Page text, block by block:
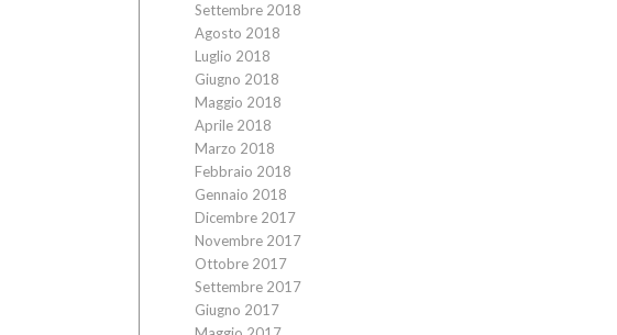
Settembre 2018
Agosto 2018
Luglio 2018
Giugno 2018
Maggio 2018
Aprile 2018
Marzo 2018
Febbraio 2018
Gennaio 2018
Dicembre 2017
Novembre 2017
Ottobre 2017
Settembre 2017
Giugno 2017